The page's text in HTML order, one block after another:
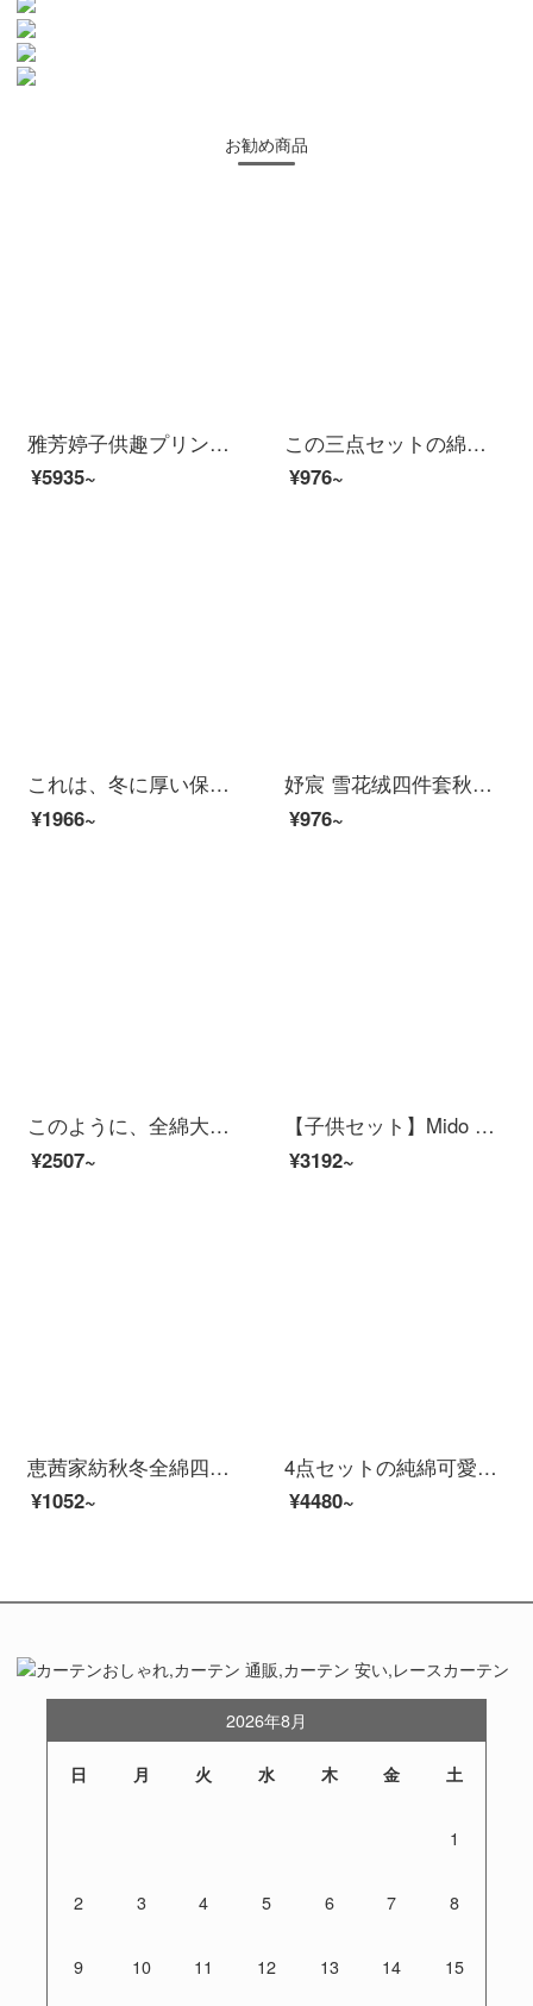
お勧め商品
雅芳婷子供趣プリンセス漫画風ハローキティの全綿ベッドには、純綿1.8 mベッドハローキティP 7208布団袋のベッドカバー（4枚）1.5 m（5フィート）のベッドがあります。
¥5935~
この三点セットの綿シンプルな格子シーツ布団カバー学生寮0.9 mベッド漫画プリントストライプの純綿布団カバー3点セットのシングル1.2 mベッド用品のセットは全部青いチェックの三点セットの0.9 mベッド【布団カバー＋シーツ＋枕カバー】
¥976~
これは、冬に厚い保温性を持つ子羊绒の4つのセットの大版アニメ布団カバーのシーツ1.8ダブルベッドの1.2 mシングル3つのセットの水晶の絨毯サンフランネルの冬のウサギの赤ちゃん-青1.8メートルのベッド/4つのセット/布団カバーの200*230 CM
¥1966~
妤宸 雪花绒四件套秋冬保暖珊瑚绒加厚双面法兰绒床品套件卡通绒被套床单被罩1.2米床笠款三件套 大菠萝-加厚法兰绒 1.2M床单式/三件套/被套150*200CM
¥976~
このように、全綿大版のプリント漫画の生態系研磨毛四点セットの純綿結婚祝いのかわいいカップルのベッド用品のシーツの布団カバーが1.8メートル/2メートルのベッドセットになっています。愛A情鳥2.0メートルのベッド/四点セット/布団カバーが220*240 cmです。
¥2507~
【子供セット】Mido Kids 100本の綿純綿子供4点セットの磨毛ベッド用品シーツの虹点々カラー1.2/1.35 mベッドシーツ(3点セット)
¥3192~
恵茜家紡秋冬全綿四点セットベッド用品四セット純綿斜紋四点セット全綿ベッド用品セット全綿三点セット学生寮布団カバーベッド付き甘美女子供1.8 mベッド適用（2*2.3 m布団カバー）四点セット
¥1052~
4点セットの純綿可愛い娘の部屋ins立体刺繍漫画青少年布団カバー綿水洗綿シーツ女の子子供部屋家庭用ベッド用品Do熊シーツの1.5 mベッド【布団カバー200 x 230 cm】
¥4480~
2026年8月
日 月 火 水 木 金 土
1
2 3 4 5 6 7 8
9 10 11 12 13 14 15